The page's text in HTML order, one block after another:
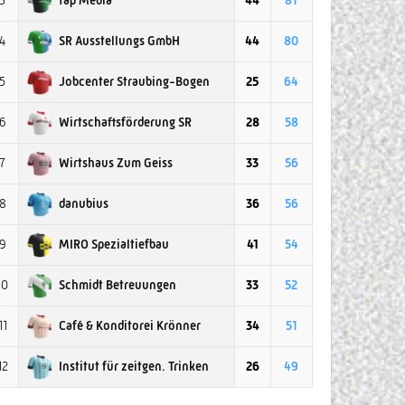
SR Ausstellungs GmbH 44 80
5 Jobcenter Straubing-Bogen 25 64
Wirtschaftsförderung SR 28 58
7 Wirtshaus Zum Geiss 33 56
danubius 36 56
MIRO Spezialtiefbau 41 54
Schmidt Betreuungen 33 52
Café & Konditorei Krönner 34 51
Institut für zeitgen. Trinken 26 49